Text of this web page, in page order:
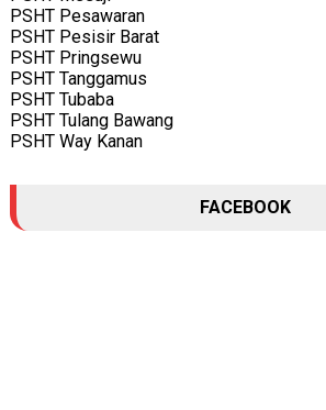
PSHT Pesawaran
PSHT Pesisir Barat
PSHT Pringsewu
PSHT Tanggamus
PSHT Tubaba
PSHT Tulang Bawang
PSHT Way Kanan
FACEBOOK